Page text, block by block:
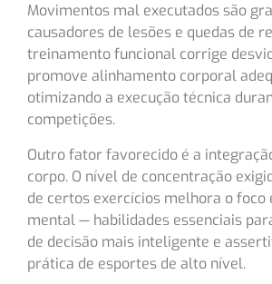
Movimentos mal executados são
causadores de lesões e quedas de
treinamento funcional corrige
promove alinhamento corporal
otimizando a execução técnica
competições.
Outro fator favorecido é a
corpo. O nível de concentração
de certos exercícios melhora o foco
mental — habilidades essenciais
de decisão mais inteligente e
prática de esportes de alto nível.